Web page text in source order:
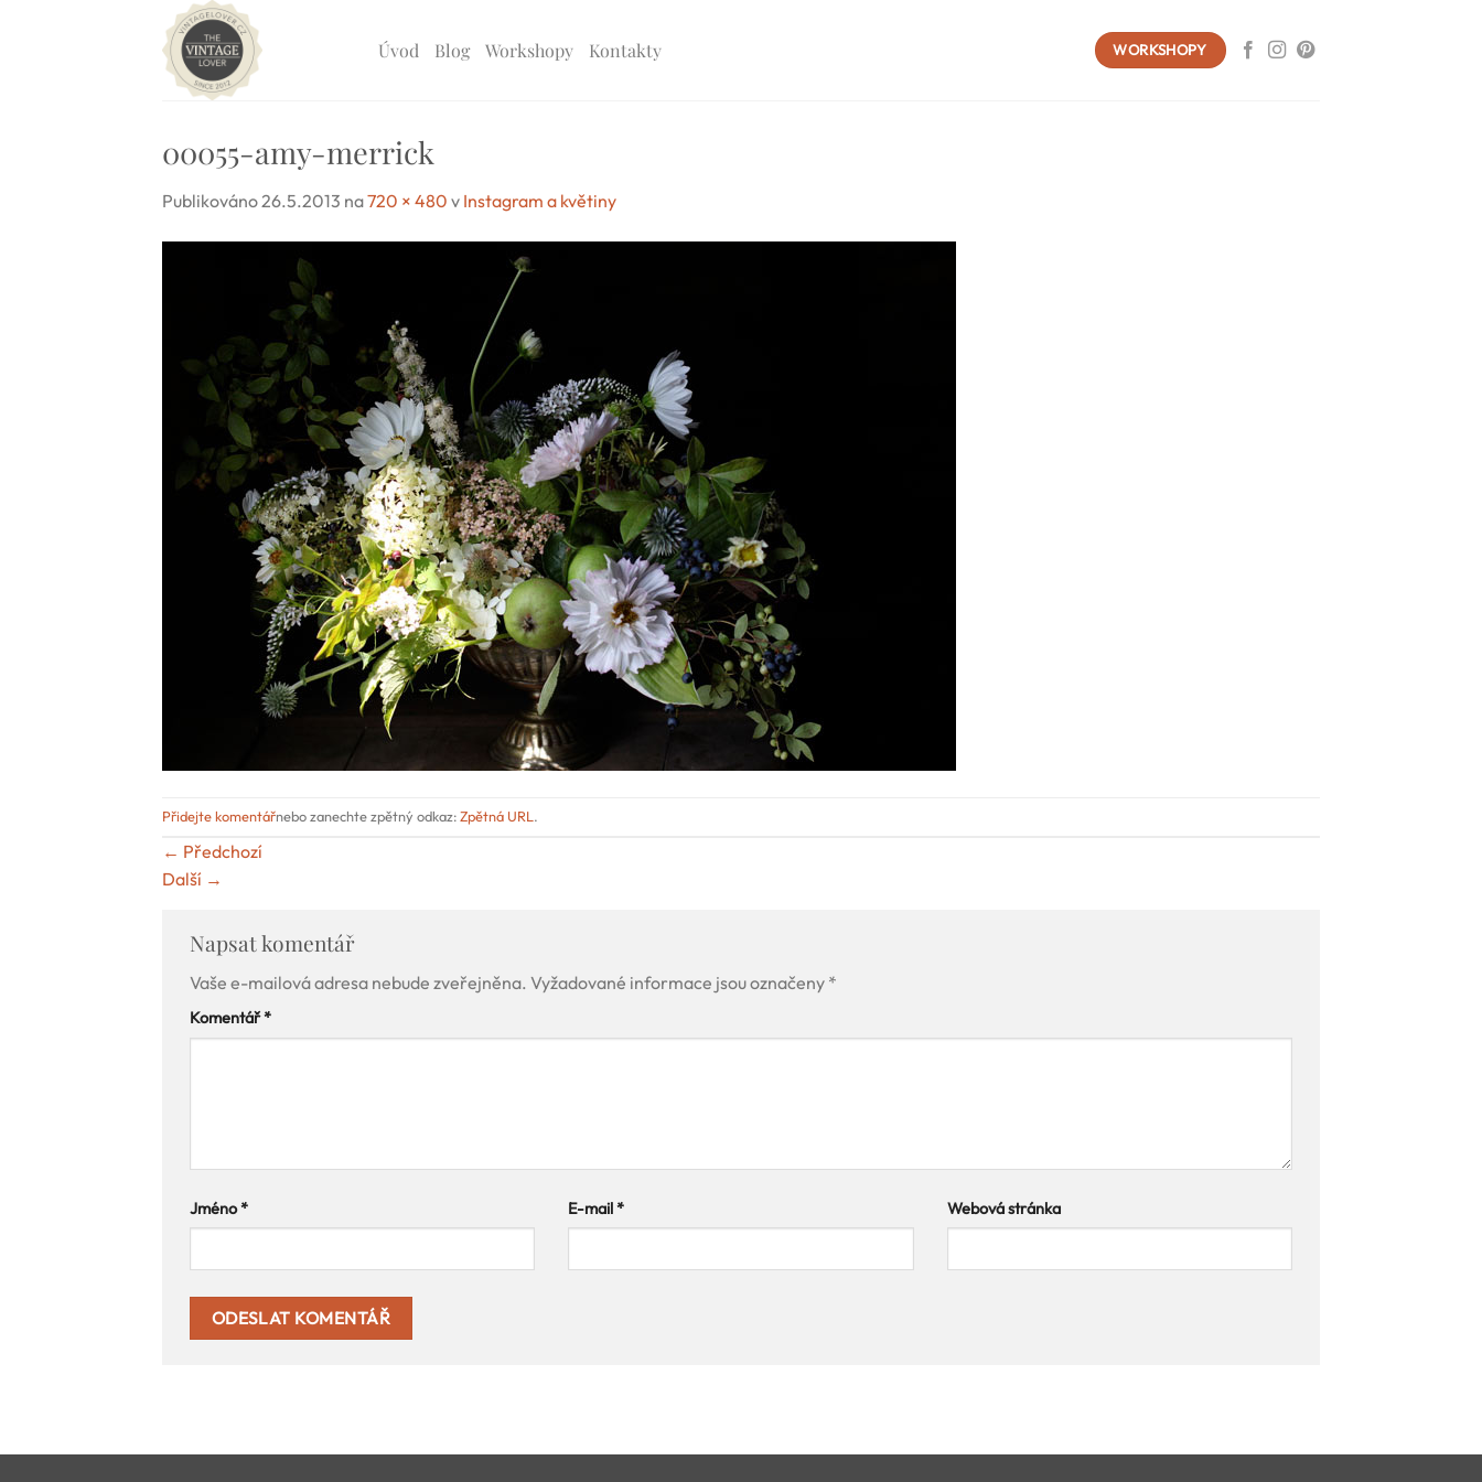
Úvod Blog Workshopy Kontakty WORKSHOPY
00055-amy-merrick
Publikováno 26.5.2013 na720 × 480 v Instagram a květiny
Přidejte komentářnebo zanechte zpětný odkaz:Zpětná URL .
← Předchozí
Další →
Napsat komentář
Vaše e-mailová adresa nebude zveřejněna. Vyžadované informace jsou označeny *
Komentář*
Jméno* E-mail* Webová stránka